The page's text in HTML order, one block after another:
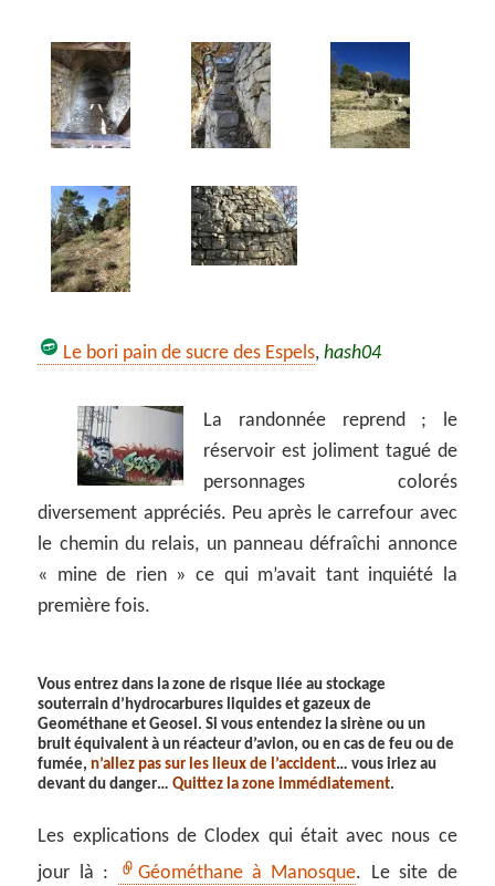
Le bori pain de sucre des Espels,hash04
La randonnée reprend ; le
réservoir est joliment tagué de
personnages colorés
diversement appréciés. Peu après le carrefour avec
le chemin du relais, un panneau défraîchi annonce
« mine de rien » ce qui m’avait tant inquiété la
première fois.
Vous entrez dans la zone de risque liée au stockage
souterrain d’hydrocarbures liquides et gazeux de
Geométhane et Geosel. Si vous entendez la sirène ou un
bruit équivalent à un réacteur d’avion, ou en cas de feu ou de
fumée,n’allez pas sur les lieux de l’accident… vous iriez au
devant du danger…Quittez la zone immédiatement.
Les explications de Clodex qui était avec nous ce
jour là :
Géométhane à Manosque. Le site de